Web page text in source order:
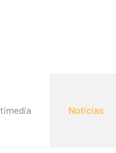
Noticias